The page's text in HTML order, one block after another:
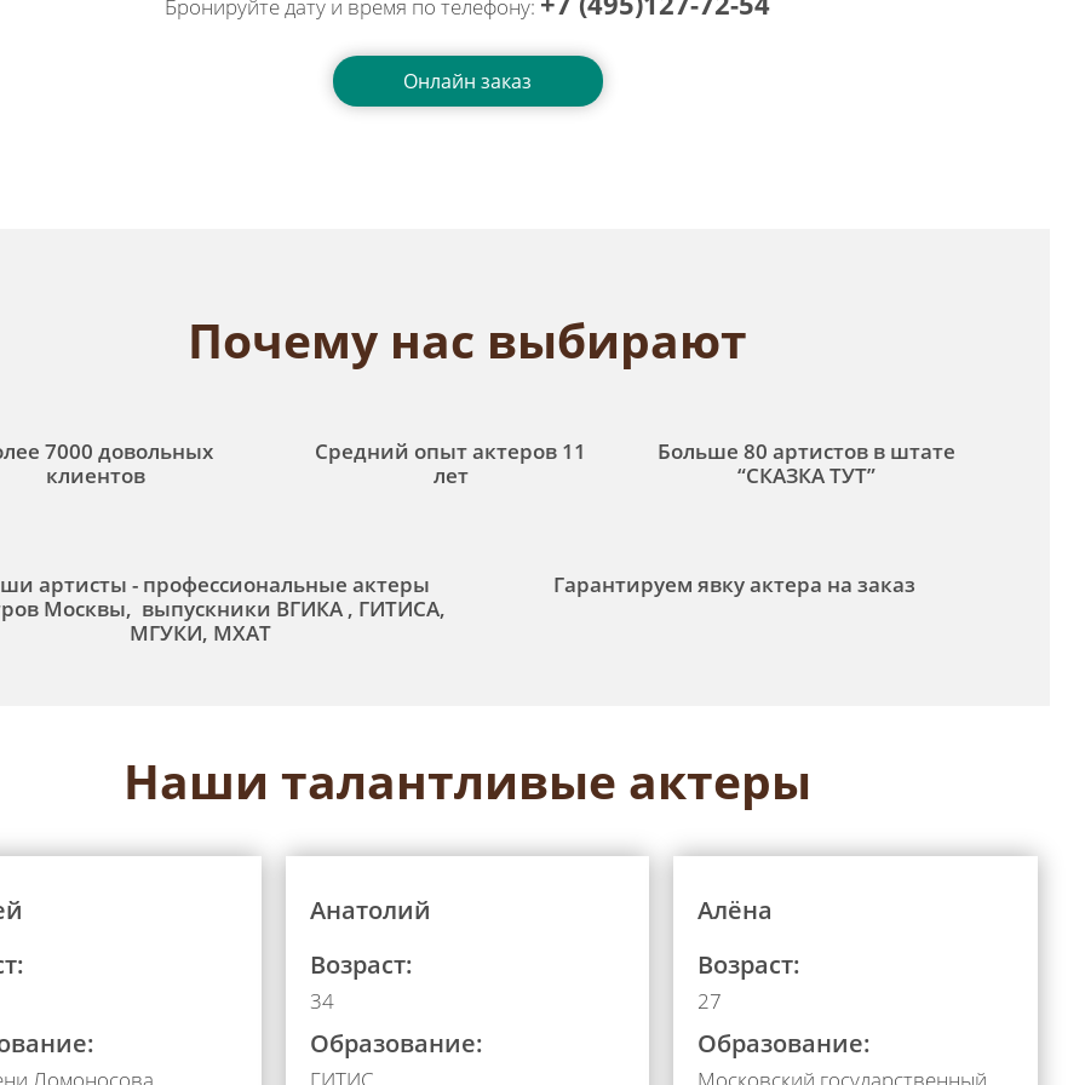
Бронируйте дату и время по телефону:
Онлайн заказ
Почему нас выбирают
7000 довольных
клиентов
Средний опыт актеров 11
лет
Больше 80 артистов в штате
“СКАЗКА ТУТ”
артисты - профессиональные актеры
Москвы, выпускники ВГИКА , ГИТИСА,
МГУКИ, МХАТ
Гарантируем явку актера на заказ
Наши талантливые актеры
Анатолий
Возраст:
34
Образование:
Алёна
Возраст:
27
Образование: